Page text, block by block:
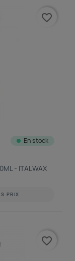
En stock
- ITALWAX
PRIX
favorite_border
favorite_border